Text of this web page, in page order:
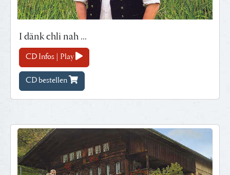
I dänk chli nah ...
CD Infos | Play
CD bestellen